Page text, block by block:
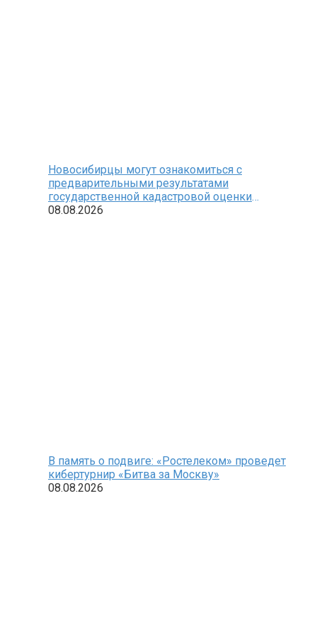
Новосибирцы могут ознакомиться с
предварительными результатами
государственной кадастровой оценки
земельных участков
08.08.2026
В память о подвиге: «Ростелеком» проведет
кибертурнир «Битва за Москву»
08.08.2026